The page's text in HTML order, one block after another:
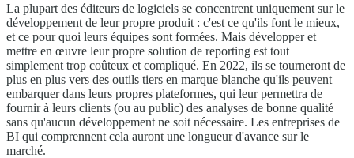
La plupart des éditeurs de logiciels se concentrent uniquement sur le
développement de leur propre produit : c'est ce qu'ils font le mieux,
et ce pour quoi leurs équipes sont formées. Mais développer et
mettre en œuvre leur propre solution de reporting est tout
simplement trop coûteux et compliqué. En 2022, ils se tourneront de
plus en plus vers des outils tiers en marque blanche qu'ils peuvent
embarquer dans leurs propres plateformes, qui leur permettra de
fournir à leurs clients (ou au public) des analyses de bonne qualité
sans qu'aucun développement ne soit nécessaire. Les entreprises de
BI qui comprennent cela auront une longueur d'avance sur le
marché.